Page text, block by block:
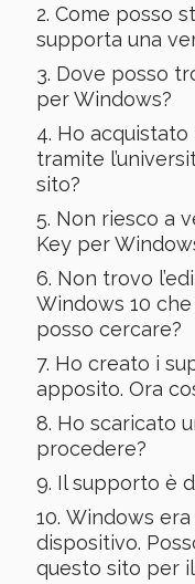
Come posso
supporta una
Dove posso
per Windows?
Ho acquistato
tramite
sito?
Non riesco a
Key per
Non trovo
Windows 10
posso cercare?
Ho creato i
apposito. Ora
Ho scaricato
procedere?
Il supporto è
Windows
dispositivo.
questo sito per